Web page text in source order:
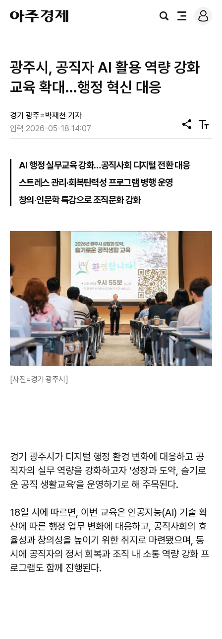
아
주
경
검
전
로
그
광주시, 공직자 AI 활용 역량 강화
교육 확대…행정 혁신 대응
경기 광주=박재천 기자
입력 2026-05-18 14:07
공
유
텍
스
AI 행정 실무교육 강화…공직사회 디지털 전환 대응
스트레스 관리·회복탄력성 프로그램 병행 운영
창의·인문학 특강으로 조직문화 강화
[사진=경기 광주시]
경기 광주시가 디지털 행정 환경 변화에 대응하고 공
직자의 실무 역량을 강화하고자 ‘성장과 도약, 슬기로
운 공직 생활교육’을 운영하기로 해 주목된다.
18일 시에 따르면, 이번 교육은 인공지능(AI) 기술 확
산에 따른 행정 업무 변화에 대응하고, 공직사회의 효
율성과 창의성을 높이기 위한 취지로 마련됐으며, 동
시에 공직자의 정서 회복과 조직 내 소통 역량 강화 프
로그램도 함께 진행된다.